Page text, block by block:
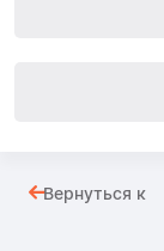
Вернуться к